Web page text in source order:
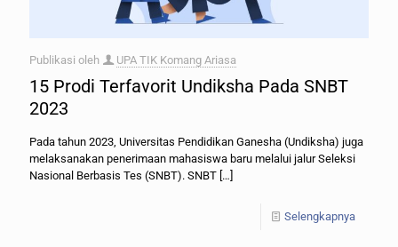
Publikasi oleh UPA TIK Komang Ariasa
15 Prodi Terfavorit Undiksha Pada SNBT
2023
Pada tahun 2023, Universitas Pendidikan Ganesha (Undiksha) juga
melaksanakan penerimaan mahasiswa baru melalui jalur Seleksi
Nasional Berbasis Tes (SNBT). SNBT […]
Selengkapnya